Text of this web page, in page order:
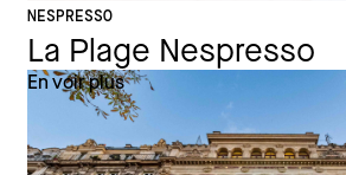
NESPRESSO
La Plage Nespresso
En voir plus